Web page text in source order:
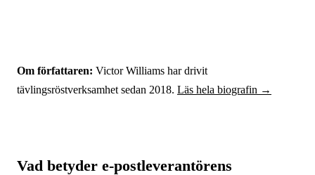
Om författaren: Victor Williams har drivit
tävlingsröstverksamhet sedan 2018. Läs hela biografin →
Vad betyder e-postleverantörens